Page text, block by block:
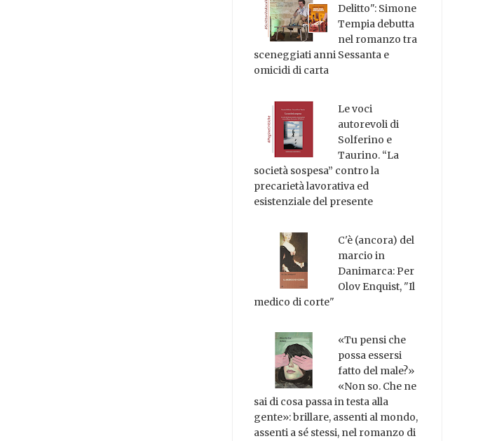
Delitto": Simone
Tempia debutta
nel romanzo tra
sceneggiati anni Sessanta e
omicidi di carta
Le voci
autorevoli di
Solferino e
Taurino. “La
società sospesa” contro la
precarietà lavorativa ed
esistenziale del presente
C'è (ancora) del
marcio in
Danimarca: Per
Olov Enquist, "Il
medico di corte"
«Tu pensi che
possa essersi
fatto del male?»
«Non so. Che ne
sai di cosa passa in testa alla
gente»: brillare, assenti al mondo,
assenti a sé stessi, nel romanzo di